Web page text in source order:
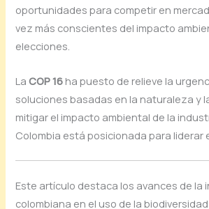
oportunidades para competir en
vez más conscientes del impacto
elecciones.
LaCOP 16 ha puesto de relieve la
soluciones basadas en la naturaleza y
mitigar el impacto ambiental de la
Colombia está posicionada para liderar
Este artículo destaca los avances de la
colombiana en el uso de la